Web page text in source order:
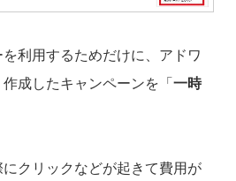
利用するためだけに、アドワ
成したキャンペーンを「一時
クリックなどが起きて費用が